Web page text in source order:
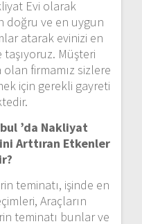
Evi olarak
doğru ve en uygun
atarak evinizi en
taşıyoruz. Müşteri
firmamız sizlere
için gerekli gayreti
’da Nakliyat
Arttıran Etkenler
teminatı, işinde en
Araçların
teminatı bunlar ve